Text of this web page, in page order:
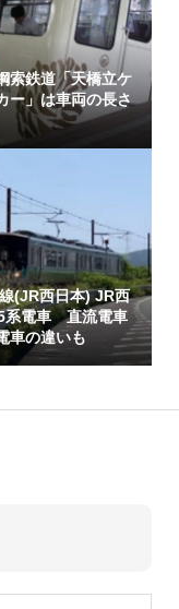
索鉄道「天橋立ケ
ー」は車両の長さ
(JR西日本) JR西
系電車 直流電車
車の違いも